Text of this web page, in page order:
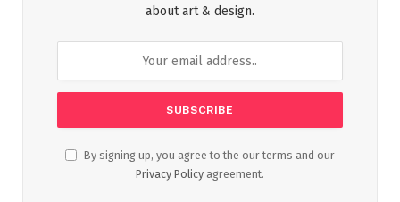
about art & design.
By signing up, you agree to the our terms and our
Privacy Policy agreement.